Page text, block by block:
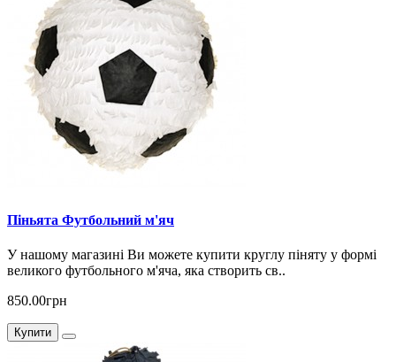
Піньята Футбольний м'яч
У нашому магазині Ви можете купити круглу піняту у формі
великого футбольного м'яча, яка створить св..
850.00грн
Купити